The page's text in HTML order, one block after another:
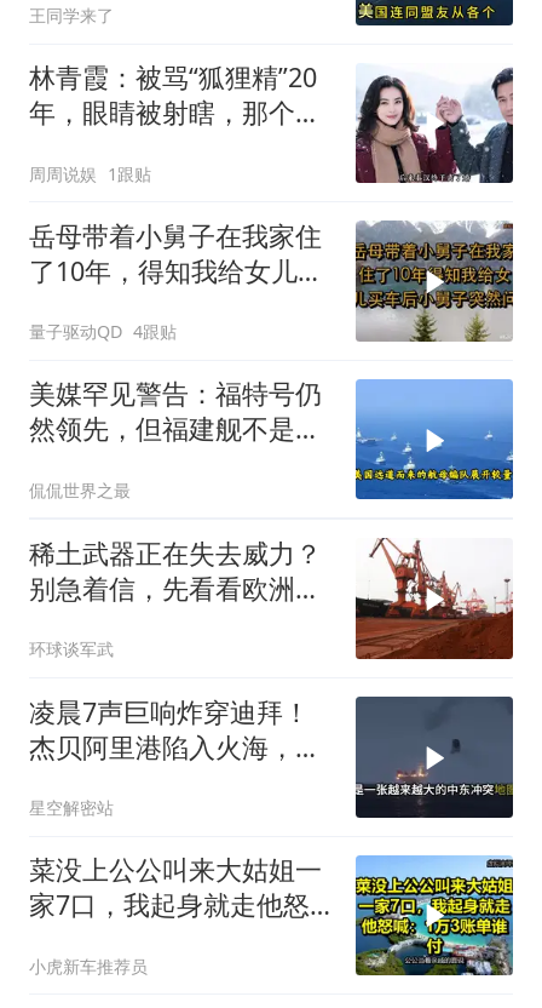
王同学来了
林青霞：被骂“狐狸精”20
年，眼睛被射瞎，那个男
钱？”
周周说娱 1跟贴
岳母带着小舅子在我家住
了10年，得知我给女儿买
量子驱动QD 4跟贴
美媒罕见警告：福特号仍
然领先，但福建舰不是中
侃侃世界之最
稀土武器正在失去威力？
别急着信，先看看欧洲军
环球谈军武
凌晨7声巨响炸穿迪拜！
杰贝阿里港陷入火海，美
彻底心寒
星空解密站
菜没上公公叫来大姑姐一
家7口，我起身就走他怒
小虎新车推荐员